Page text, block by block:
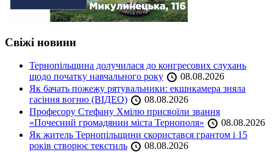
Свіжі новини
Тернопільщина долучилася до конгресових слухань
щодо початку навчального року
08.08.2026
Як бачать пожежу рятувальники: екшнкамера зняла
гасіння вогню (ВІДЕО)
08.08.2026
Професору Стефану Хмілю присвоїли звання
«Почесний громадянин міста Тернополя»
08.08.2026
Як житель Тернопільщини скористався грантом і 15
років створює текстиль
08.08.2026